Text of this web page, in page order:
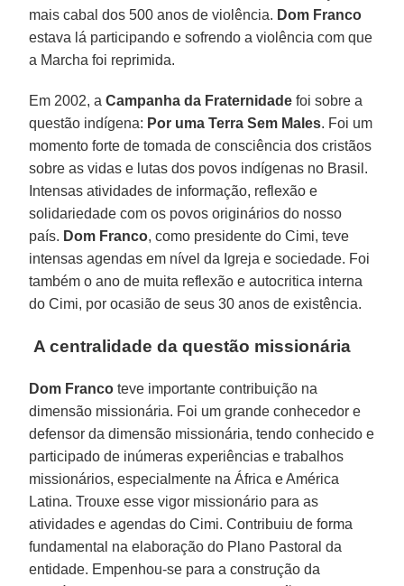
mais cabal dos 500 anos de violência. Dom Franco
estava lá participando e sofrendo a violência com que
a Marcha foi reprimida.
Em 2002, aCampanha da Fraternidade foi sobre a
questão indígena: Por uma Terra Sem Males. Foi um
momento forte de tomada de consciência dos cristãos
sobre as vidas e lutas dos povos indígenas no Brasil.
Intensas atividades de informação, reflexão e
solidariedade com os povos originários do nosso
país. Dom Franco, como presidente do Cimi, teve
intensas agendas em nível da Igreja e sociedade. Foi
também o ano de muita reflexão e autocritica interna
do Cimi, por ocasião de seus 30 anos de existência.
A centralidade da questão missionária
Dom Franco teve importante contribuição na
dimensão missionária. Foi um grande conhecedor e
defensor da dimensão missionária, tendo conhecido e
participado de inúmeras experiências e trabalhos
missionários, especialmente na África e América
Latina. Trouxe esse vigor missionário para as
atividades e agendas do Cimi. Contribuiu de forma
fundamental na elaboração do Plano Pastoral da
entidade. Empenhou-se para a construção da